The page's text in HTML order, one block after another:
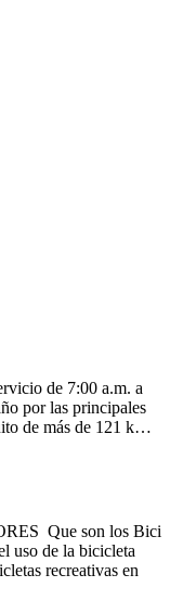
de 7:00 a.m. a
por las principales
de más de 121 k…
Que son los Bici
uso de la bicicleta
recreativas en